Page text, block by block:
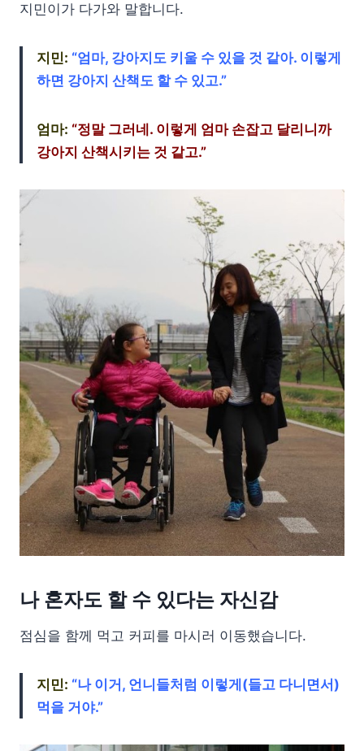
지민이가 다가와 말합니다.
지민: “엄마, 강아지도 키울 수 있을 것 같아. 이렇게
하면 강아지 산책도 할 수 있고.”
엄마: “정말 그러네. 이렇게 엄마 손잡고 달리니까
강아지 산책시키는 것 같고.”
나 혼자도 할 수 있다는 자신감
점심을 함께 먹고 커피를 마시러 이동했습니다.
지민: “나 이거, 언니들처럼 이렇게(들고 다니면서)
먹을 거야.”